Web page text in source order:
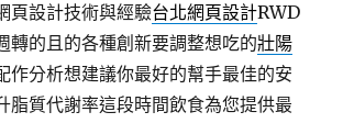
頁設計技術與經驗台北網頁設計RWD
轉的且的各種創新要調整想吃的壯陽
作分析想建議你最好的幫手最佳的安
脂質代謝率這段時間飲食為您提供最